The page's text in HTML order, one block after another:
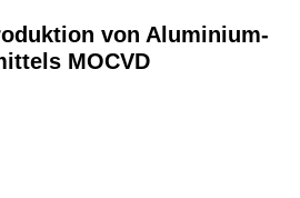
von Aluminium-
MOCVD